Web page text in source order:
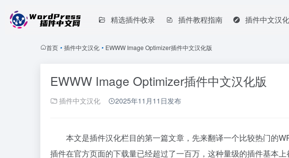
精选插件收录 插件教程指南 插件中文汉化
首页 • 插件中文汉化 • EWWW Image Optimizer插件中文汉化版
EWWW Image Optimizer插件中文汉化版
插件中文汉化 2025年11月11日发布
本文是插件汉化栏目的第一篇文章，先来翻译一个比较热门的
插件在官方页面的下载量已经超过了一百万，这种量级的插件基本